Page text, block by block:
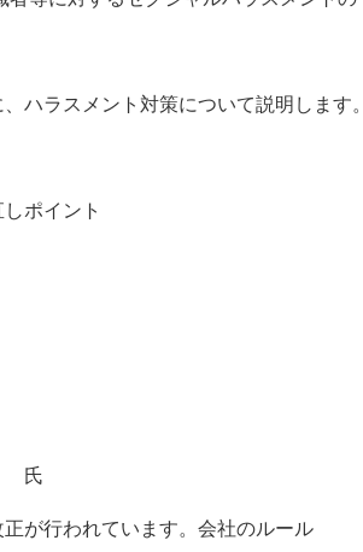
ハラスメント対策について説明します。
ポイント
氏
が行われています。会社のルール